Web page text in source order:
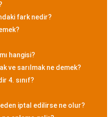
fark nedir?
hangisi?
ve sarılmak ne demek?
4. sınıf?
iptal edilirse ne olur?